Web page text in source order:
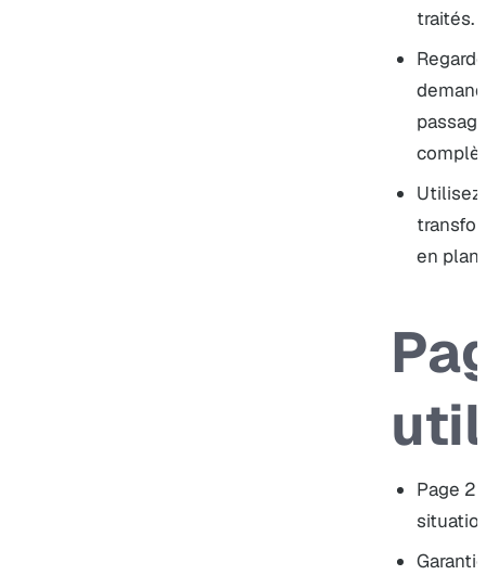
traités.
Utilisez
en plan
Page 2